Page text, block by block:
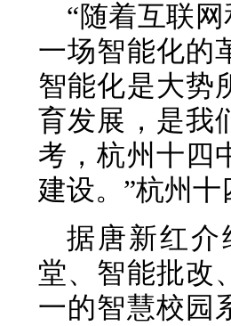
“随着互联
一场智能化的
智能化是大势
育发展，是我
考，杭州十四
建设。”杭州
据唐新红介
堂、智能批改
一的智慧校园